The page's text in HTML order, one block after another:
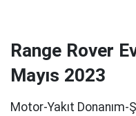
Range Rover
Mayıs 2023
Motor-Yakıt Donanım-